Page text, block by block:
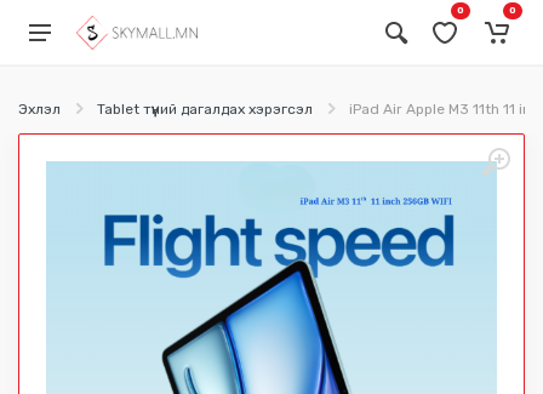
0 0
Эхлэл Tablet түүний дагалдах хэрэгсэл iPad Air Apple M3 11th 11